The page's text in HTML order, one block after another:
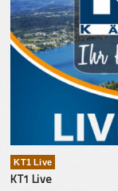
KT1 Live
KT1 Live